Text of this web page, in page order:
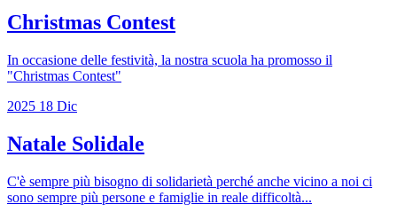
Christmas Contest
In occasione delle festività, la nostra scuola ha promosso il
"Christmas Contest"
2025 18 Dic
Natale Solidale
C'è sempre più bisogno di solidarietà perché anche vicino a noi ci
sono sempre più persone e famiglie in reale difficoltà...